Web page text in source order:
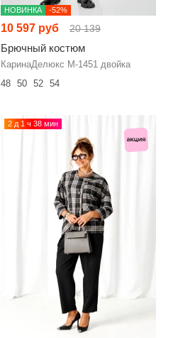
НОВИНКА -52%
10 597 руб 20 139
Брючный костюм
КаринаДелюкс М-1451 двойка
48
50 52 54
2 д 1 ч 38 мин